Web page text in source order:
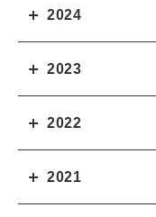
2024
2023
2022
2021